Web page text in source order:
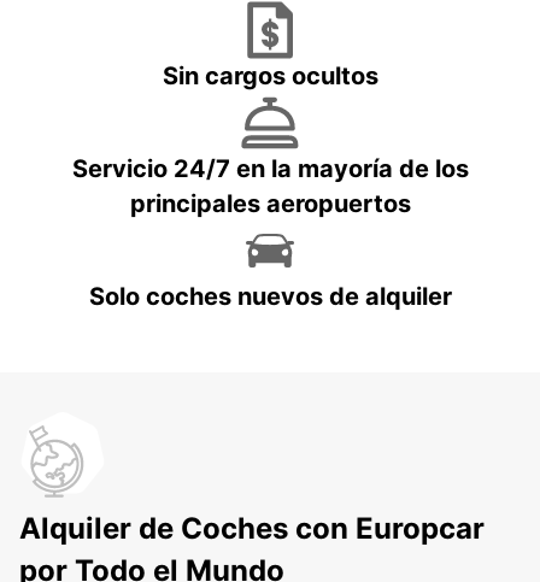
Sin cargos ocultos
Servicio 24/7 en la mayoría de los
principales aeropuertos
Solo coches nuevos de alquiler
Alquiler de Coches con Europcar
por Todo el Mundo